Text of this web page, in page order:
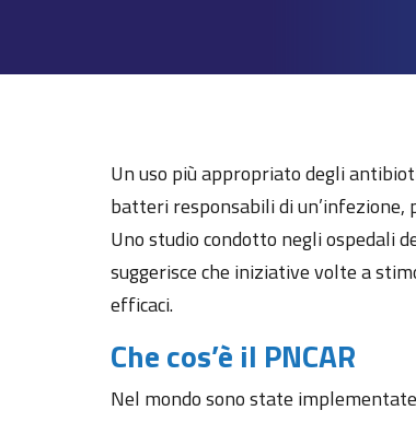
Un uso più appropriato degli
batteri responsabili di
Uno studio condotto negli ospedali
suggerisce che iniziative volte a
efficaci.
Che cos’è il PNCAR
Nel mondo sono state